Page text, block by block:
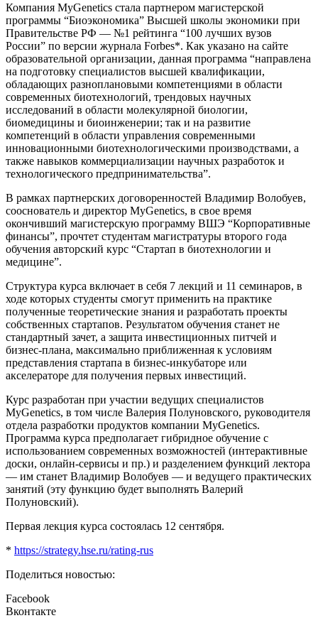
Компания MyGenetics стала партнером магистерской
программы “Биоэкономика” Высшей школы экономики при
Правительстве РФ — №1 рейтинга “100 лучших вузов
России” по версии журнала Forbes*. Как указано на сайте
образовательной организации, данная программа “направлена
на подготовку специалистов высшей квалификации,
обладающих разноплановыми компетенциями в области
современных биотехнологий, трендовых научных
исследований в области молекулярной биологии,
биомедицины и биоинженерии; так и на развитие
компетенций в области управления современными
инновационными биотехнологическими производствами, а
также навыков коммерциализации научных разработок и
технологического предпринимательства”.
В рамках партнерских договоренностей Владимир Волобуев,
сооснователь и директор MyGenetics, в свое время
окончивший магистерскую программу ВШЭ “Корпоративные
финансы”, прочтет студентам магистратуры второго года
обучения авторский курс “Стартап в биотехнологии и
медицине”.
Структура курса включает в себя 7 лекций и 11 семинаров, в
ходе которых студенты смогут применить на практике
полученные теоретические знания и разработать проекты
собственных стартапов. Результатом обучения станет не
стандартный зачет, а защита инвестиционных питчей и
бизнес-плана, максимально приближенная к условиям
представления стартапа в бизнес-инкубаторе или
акселераторе для получения первых инвестиций.
Курс разработан при участии ведущих специалистов
MyGenetics, в том числе Валерия Полуновского, руководителя
отдела разработки продуктов компании MyGenetics.
Программа курса предполагает гибридное обучение с
использованием современных возможностей (интерактивные
доски, онлайн-сервисы и пр.) и разделением функций лектора
— им станет Владимир Волобуев — и ведущего практических
занятий (эту функцию будет выполнять Валерий
Полуновский).
Первая лекция курса состоялась 12 сентября.
* https://strategy.hse.ru/rating-rus
Поделиться новостью:
Facebook
Вконтакте